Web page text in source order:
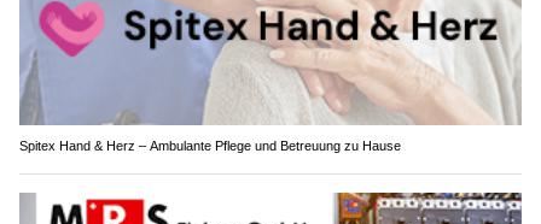
Spitex Hand & Herz – Ambulante Pflege und Betreuung zu Hause